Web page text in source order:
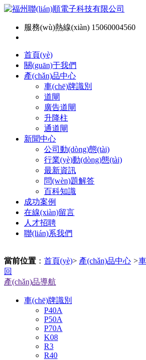
服務(wù)熱線(xiàn) 15060004560
首頁(yè)
關(guān)于我們
產(chǎn)品中心
車(chē)牌識別
道閘
廣告道閘
升降柱
通道閘
新聞中心
公司動(dòng)態(tài)
行業(yè)動(dòng)態(tài)
最新資訊
問(wèn)題解答
百科知識
成功案例
在線(xiàn)留言
人才招聘
聯(lián)系我們
當前位置 ： 首頁(yè)> 產(chǎn)品中心 >
回
產(chǎn)品導航
車(chē)牌識別
P40A
P50A
P70A
K08
R3
R40